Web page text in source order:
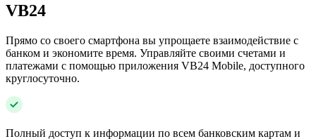
VB24
Прямо со своего смартфона вы упрощаете взаимодействие с
банком и экономите время. Управляйте своими счетами и
платежами с помощью приложения VB24 Mobile, доступного
круглосуточно.
Полный доступ к информации по всем банковским картам и